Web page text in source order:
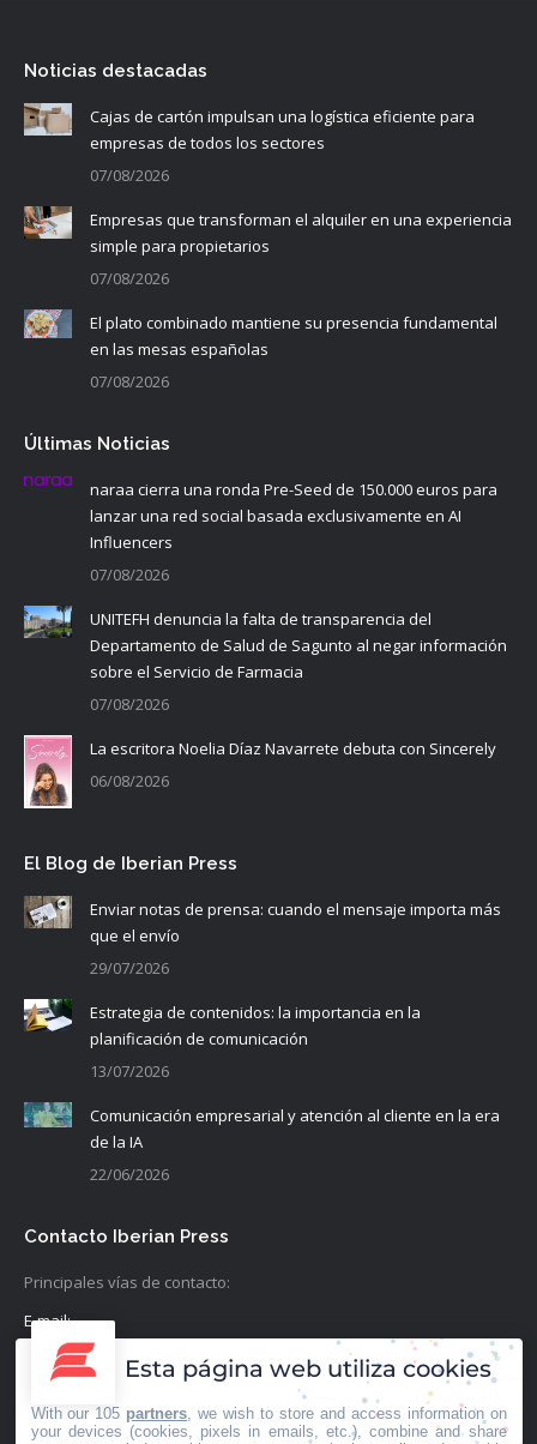
Noticias destacadas
Cajas de cartón impulsan una logística eficiente para
empresas de todos los sectores
07/08/2026
Empresas que transforman el alquiler en una experiencia
simple para propietarios
07/08/2026
El plato combinado mantiene su presencia fundamental
en las mesas españolas
07/08/2026
Últimas Noticias
naraa cierra una ronda Pre-Seed de 150.000 euros para
lanzar una red social basada exclusivamente en AI
Influencers
07/08/2026
UNITEFH denuncia la falta de transparencia del
Departamento de Salud de Sagunto al negar información
sobre el Servicio de Farmacia
07/08/2026
La escritora Noelia Díaz Navarrete debuta con Sincerely
06/08/2026
El Blog de Iberian Press
Enviar notas de prensa: cuando el mensaje importa más
que el envío
29/07/2026
Estrategia de contenidos: la importancia en la
planificación de comunicación
13/07/2026
Comunicación empresarial y atención al cliente en la era
de la IA
22/06/2026
Contacto Iberian Press
Principales vías de contacto:
E-mail:
info@iberianpress.es
+34 911863556
Esta página web utiliza cookies
With our 105 partners , we wish to store and access information on
your devices (cookies, pixels in emails, etc.), combine and share